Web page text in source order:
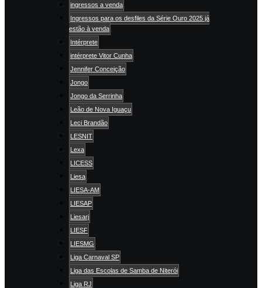
ingressos a venda
Ingressos para os desfiles da Série Ouro 2025 já
estão à venda
Intérprete
intérprete Vitor Cunha
Jennifer Conceição
Jongo
Jongo da Serrinha
Leão de Nova Iguaçu
Leci Brandão
LESNIT
Lexa
LICESS
Liesa
LIESA-AM
LIESAP
Liesarj
LIESF
LIESMG
Liga Carnaval SP
Liga das Escolas de Samba de Niterói
Liga RJ